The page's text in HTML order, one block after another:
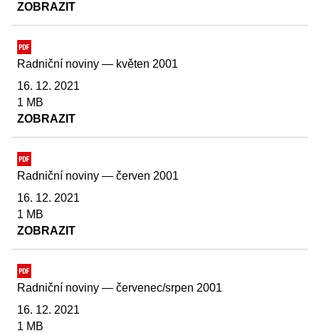
ZOBRAZIT
Radniční noviny — květen 2001
16. 12. 2021
1 MB
ZOBRAZIT
Radniční noviny — červen 2001
16. 12. 2021
1 MB
ZOBRAZIT
Radniční noviny — červenec/srpen 2001
16. 12. 2021
1 MB